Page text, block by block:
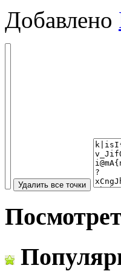
Добавлено